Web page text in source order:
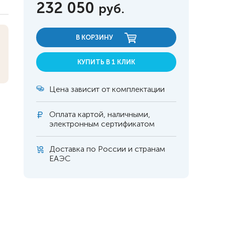
232 050 руб.
В КОРЗИНУ
КУПИТЬ В 1 КЛИК
Цена зависит от комплектации
Оплата картой, наличными,
электронным сертификатом
Доставка по России и странам
ЕАЭС